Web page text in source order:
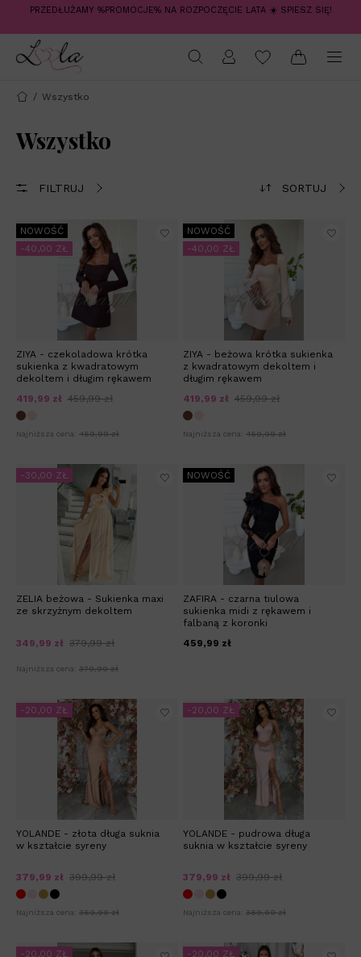
PRZEDŁUŻAMY %PROMOCJE% NA ROZPOCZĘCIE LATA ☀️ SPIESZ SIĘ!
/ Wszystko
Wszystko
FILTRUJ SORTUJ
ZIYA - czekoladowa krótka
sukienka z kwadratowym
dekoltem i długim rękawem
419,99 zł 459,99 zł
Najniższa cena: 459,99 zł
NOWOŚĆ
-40,00 ZŁ
ZIYA - beżowa krótka sukienka
z kwadratowym dekoltem i
długim rękawem
419,99 zł 459,99 zł
Najniższa cena: 459,99 zł
NOWOŚĆ
-40,00 ZŁ
ZELIA beżowa - Sukienka maxi
ze skrzyżnym dekoltem
349,99 zł 379,99 zł
Najniższa cena: 379,99 zł
-30,00 ZŁ
ZAFIRA - czarna tiulowa
sukienka midi z rękawem i
falbaną z koronki
459,99 zł
NOWOŚĆ
YOLANDE - złota długa suknia
w kształcie syreny
379,99 zł 399,99 zł
Najniższa cena: 369,99 zł
-20,00 ZŁ
YOLANDE - pudrowa długa
suknia w kształcie syreny
379,99 zł 399,99 zł
Najniższa cena: 369,99 zł
-20,00 ZŁ
-20,00 ZŁ -20,00 ZŁ